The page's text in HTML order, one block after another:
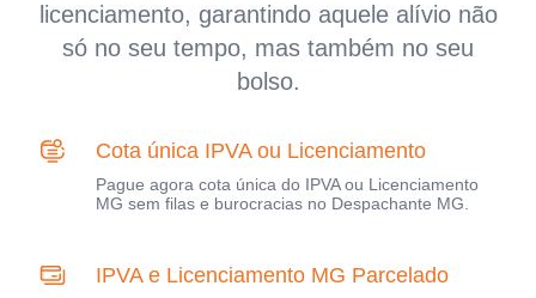
licenciamento, garantindo aquele alívio não
só no seu tempo, mas também no seu
bolso.
Cota única IPVA ou Licenciamento
Pague agora cota única do IPVA ou Licenciamento
MG sem filas e burocracias no Despachante MG.
IPVA e Licenciamento MG Parcelado